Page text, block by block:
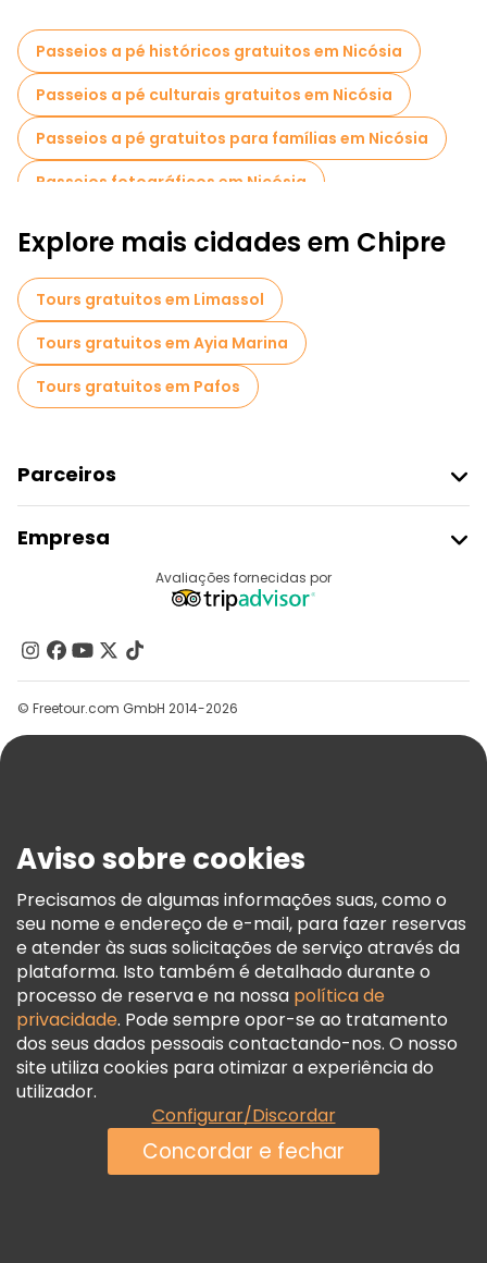
Passeios a pé históricos gratuitos em Nicósia
Passeios a pé culturais gratuitos em Nicósia
Passeios a pé gratuitos para famílias em Nicósia
Passeios fotográficos em Nicósia
Explore mais cidades em Chipre
Tours gratuitos em Limassol
Tours gratuitos em Ayia Marina
Tours gratuitos em Pafos
Parceiros
Registo Do Fornecedor
Programa De Afiliados
Empresa
Contacte-Nos
Grupos
Ajuda
Termos E Informações Legais
Política De Cookies
Freetour Prémios
Programa De Fidelidade
Avaliações fornecidas por
© Freetour.com GmbH 2014-2026
Aviso sobre cookies
Precisamos de algumas informações suas, como o
seu nome e endereço de e-mail, para fazer reservas
e atender às suas solicitações de serviço através da
plataforma. Isto também é detalhado durante o
processo de reserva e na nossa política de
privacidade. Pode sempre opor-se ao tratamento
dos seus dados pessoais contactando-nos. O nosso
site utiliza cookies para otimizar a experiência do
utilizador.
Configurar/Discordar
Concordar e fechar